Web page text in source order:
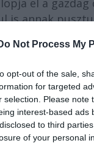
Not Process My
opt-out of the sale,
for targeted
selection. Please
interest-based ads
to third
of your personal
el a
is annak
már nem
pénz, még
tanulta,
aki valaha